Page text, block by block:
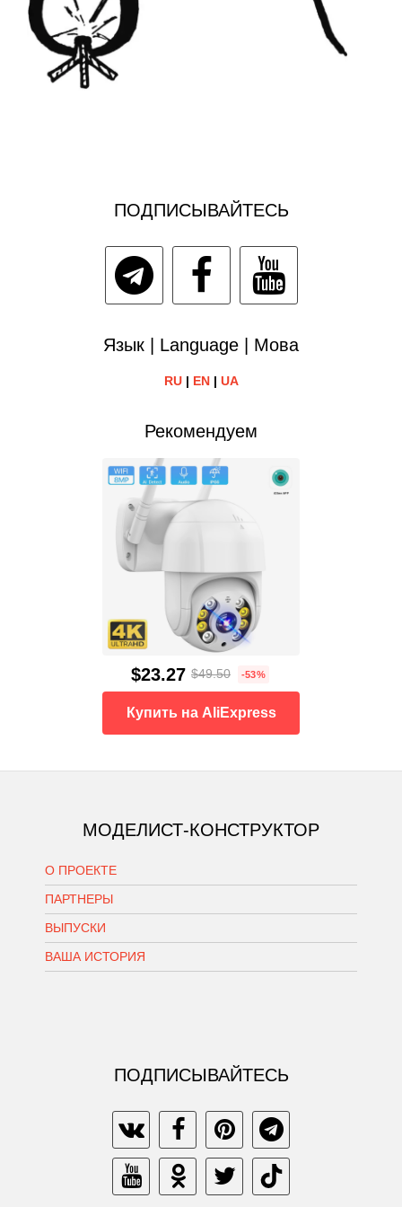
ПОДПИСЫВАЙТЕСЬ
Язык | Language | Мова
RU| EN| UA
Рекомендуем
$23.27 $49.50 -53%
Купить на AliExpress
МОДЕЛИСТ-КОНСТРУКТОР
О ПРОЕКТЕ
ПАРТНЕРЫ
ВЫПУСКИ
ВАША ИСТОРИЯ
ПОДПИСЫВАЙТЕСЬ